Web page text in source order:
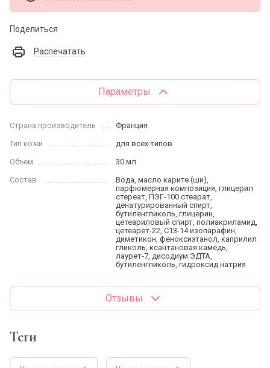
Поделиться
Распечатать
Параметры
Страна производитель
Франция
Тип кожи
для всех типов
Объем
30 мл
Состав
Вода, масло карите (ши),
парфюмерная композиция, глицерил
стереат, ПЭГ-100 стеарат,
денатурированный спирт,
бутиленгликоль, глицерин,
цетеариловый спирт, полиакриламид,
цетеарет-22, C13-14 изопарафин,
диметикон, феноксиэтанол, каприлил
гликоль, ксантановая камедь,
лаурет-7, дисодиум ЭДТА,
бутиленгликоль, гидроксид натрия
Отзывы
теги